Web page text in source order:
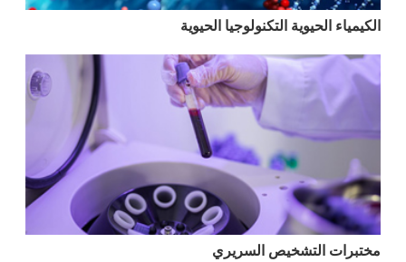
الكيمياء الحيوية التكنولوجيا الحيوية
مختبرات التشخيص السريري